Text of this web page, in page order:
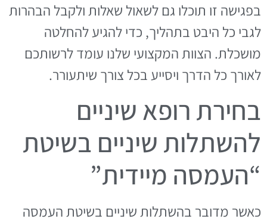
בפגישה זו תוכלו גם לשאול שאלות ולקבל הבהרות
לגבי כל היבט בתהליך, כדי להגיע להחלטה
מושכלת. הצוות המקצועי שלנו עומד לרשותכם
לאורך כל הדרך ויסייע בכל צורך שיתעורר.
בחירת רופא שיניים
להשתלות שיניים בשיטת
“העמסה מיידית”
כאשר מדובר בהשתלות שיניים בשיטת העמסה